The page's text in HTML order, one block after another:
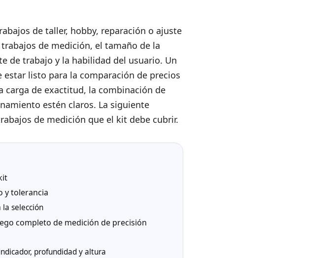
de taller, hobby, reparación o ajuste
de medición, el tamaño de la
de trabajo y la habilidad del usuario. Un
listo para la comparación de precios
carga de exactitud, la combinación de
estén claros. La siguiente
de medición que el kit debe cubrir.
y tolerancia
selección
completo de medición de precisión
profundidad y altura